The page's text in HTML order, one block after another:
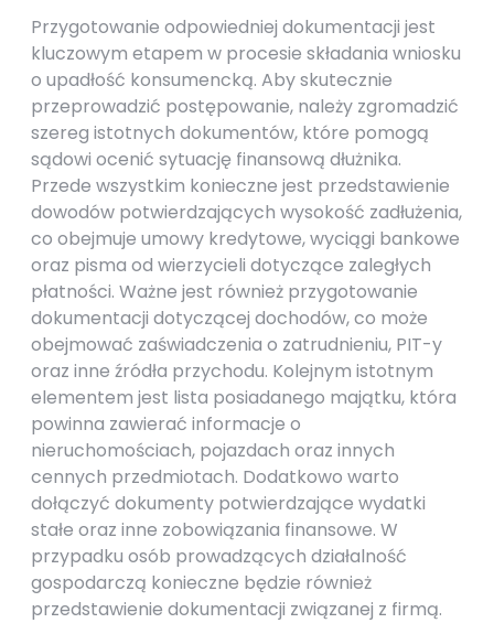
Przygotowanie odpowiedniej dokumentacji jest
kluczowym etapem w procesie składania wniosku
o upadłość konsumencką. Aby skutecznie
przeprowadzić postępowanie, należy zgromadzić
szereg istotnych dokumentów, które pomogą
sądowi ocenić sytuację finansową dłużnika.
Przede wszystkim konieczne jest przedstawienie
dowodów potwierdzających wysokość zadłużenia,
co obejmuje umowy kredytowe, wyciągi bankowe
oraz pisma od wierzycieli dotyczące zaległych
płatności. Ważne jest również przygotowanie
dokumentacji dotyczącej dochodów, co może
obejmować zaświadczenia o zatrudnieniu, PIT-y
oraz inne źródła przychodu. Kolejnym istotnym
elementem jest lista posiadanego majątku, która
powinna zawierać informacje o
nieruchomościach, pojazdach oraz innych
cennych przedmiotach. Dodatkowo warto
dołączyć dokumenty potwierdzające wydatki
stałe oraz inne zobowiązania finansowe. W
przypadku osób prowadzących działalność
gospodarczą konieczne będzie również
przedstawienie dokumentacji związanej z firmą.